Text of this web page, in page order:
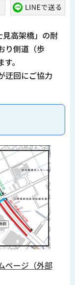
高架橋」の耐
り側道（歩
。
迂回にご協力
ページ（外部